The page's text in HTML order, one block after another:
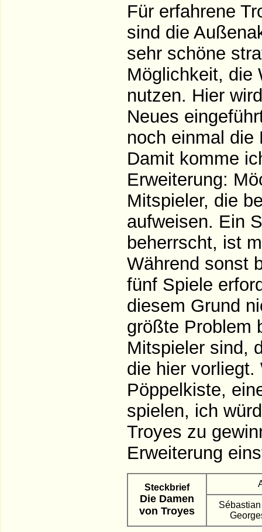
Für erfahrene
sind die
sehr schöne
Möglichkeit, die
nutzen. Hier
Neues
noch einmal die
Damit komme
Erweiterung:
Mitspieler, die
aufweisen. Ein
beherrscht, ist
Während sonst
fünf Spiele
diesem Grund
größte Problem
Mitspieler sind,
die hier vorliegt.
Pöppelkiste,
spielen, ich
Troyes zu
Erweiterung
Steckbrief
Die Damen
von Troyes